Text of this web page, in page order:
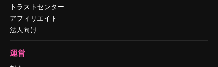
トラストセンター
アフィリエイト
法人向け
運営